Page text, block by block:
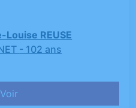
REUSE
- 102 ans
Voir